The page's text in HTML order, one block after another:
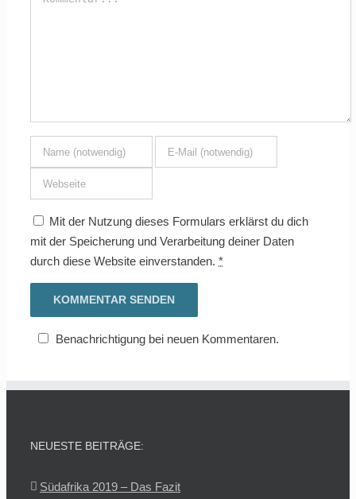
Mit der Nutzung dieses Formulars erklärst du dich
mit der Speicherung und Verarbeitung deiner Daten
durch diese Website einverstanden. *
Benachrichtigung bei neuen Kommentaren.
NEUESTE BEITRÄGE:
Südafrika 2019 – Das Fazit